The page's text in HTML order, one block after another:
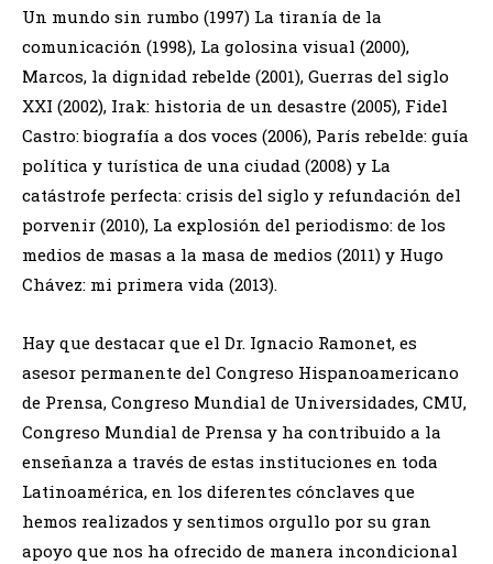
Un mundo sin rumbo (1997) La tiranía de la
comunicación (1998), La golosina visual (2000),
Marcos, la dignidad rebelde (2001), Guerras del siglo
XXI (2002), Irak: historia de un desastre (2005), Fidel
Castro: biografía a dos voces (2006), París rebelde: guía
política y turística de una ciudad (2008) y La
catástrofe perfecta: crisis del siglo y refundación del
porvenir (2010), La explosión del periodismo: de los
medios de masas a la masa de medios (2011) y Hugo
Chávez: mi primera vida (2013).
Hay que destacar que el Dr. Ignacio Ramonet, es
asesor permanente del Congreso Hispanoamericano
de Prensa, Congreso Mundial de Universidades, CMU,
Congreso Mundial de Prensa y ha contribuido a la
enseñanza a través de estas instituciones en toda
Latinoamérica, en los diferentes cónclaves que
hemos realizados y sentimos orgullo por su gran
apoyo que nos ha ofrecido de manera incondicional